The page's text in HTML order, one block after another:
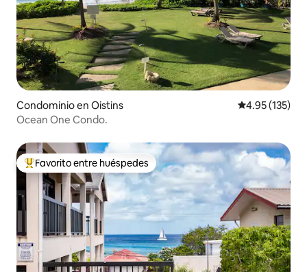
Condominio en Oistins Calificación
4.95 (135)
Ocean One Condo.
De los mejores en Favorito entre huéspedes
Favorito entre huéspedes